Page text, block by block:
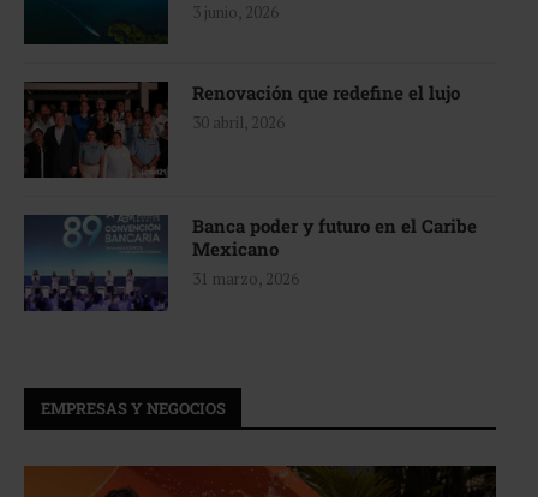
3 junio, 2026
Renovación que redefine el lujo
30 abril, 2026
Banca poder y futuro en el Caribe
Mexicano
31 marzo, 2026
EMPRESAS Y NEGOCIOS